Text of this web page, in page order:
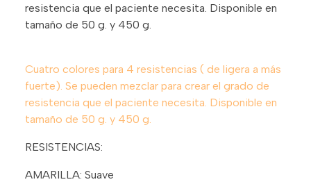
resistencia que el paciente necesita. Disponible en
tamaño de 50 g. y 450 g.
Cuatro colores para 4 resistencias ( de ligera a más
fuerte). Se pueden mezclar para crear el grado de
resistencia que el paciente necesita. Disponible en
tamaño de 50 g. y 450 g.
RESISTENCIAS:
AMARILLA: Suave